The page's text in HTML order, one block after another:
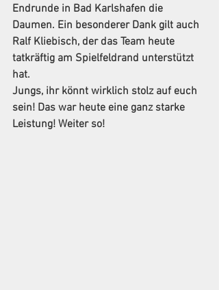
Endrunde in Bad Karlshafen die
Daumen. Ein besonderer Dank gilt auch
Ralf Kliebisch, der das Team heute
tatkräftig am Spielfeldrand unterstützt
hat.
Jungs, ihr könnt wirklich stolz auf euch
sein! Das war heute eine ganz starke
Leistung! Weiter so!